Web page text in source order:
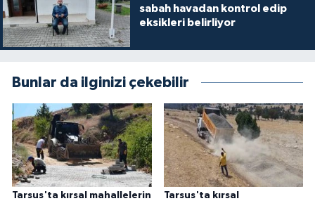
sabah havadan kontrol edip
eksikleri belirliyor
Bunlar da ilginizi çekebilir
Tarsus'ta kırsal mahallelerin
Tarsus'ta kırsal